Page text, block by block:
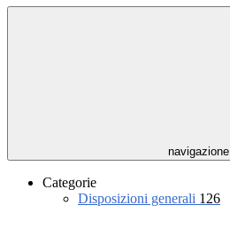
navigazione
Categorie
Disposizioni generali 126